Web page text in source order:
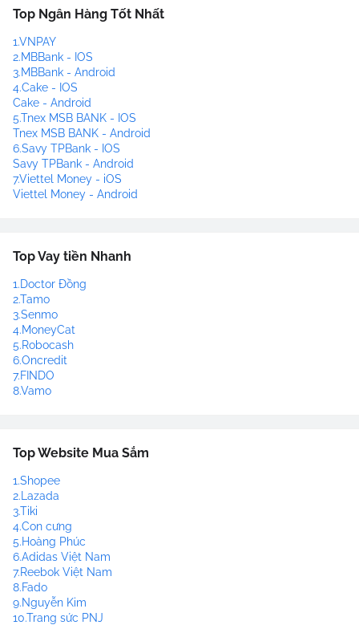
Top Ngân Hàng Tốt Nhất
1.VNPAY
2.MBBank - IOS
3.MBBank - Android
4.Cake - IOS
Cake - Android
5.Tnex MSB BANK - IOS
Tnex MSB BANK - Android
6.Savy TPBank - IOS
Savy TPBank - Android
7.Viettel Money - iOS
Viettel Money - Android
Top Vay tiền Nhanh
1.Doctor Đồng
2.Tamo
3.Senmo
4.MoneyCat
5.Robocash
6.Oncredit
7.FINDO
8.Vamo
Top Website Mua Sắm
1.Shopee
2.Lazada
3.Tiki
4.Con cưng
5.Hoàng Phúc
6.Adidas Việt Nam
7.Reebok Việt Nam
8.Fado
9.Nguyễn Kim
10.Trang sức PNJ